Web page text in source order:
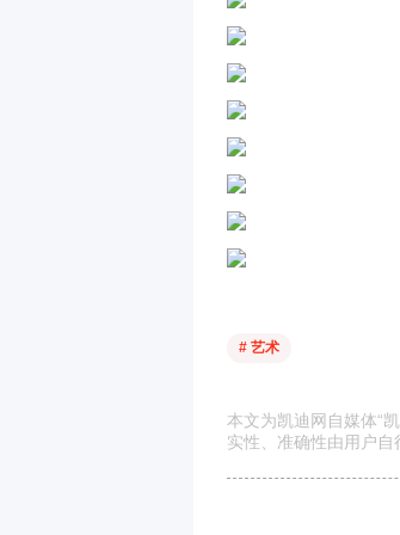
# 艺术
本文为凯迪网自媒体“
实性、准确性由用户自